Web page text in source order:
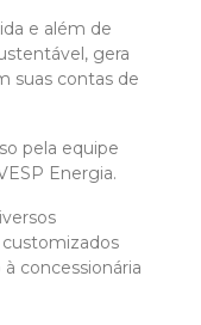
e além de
gera
suas contas de
pela equipe
Energia.
concessionária